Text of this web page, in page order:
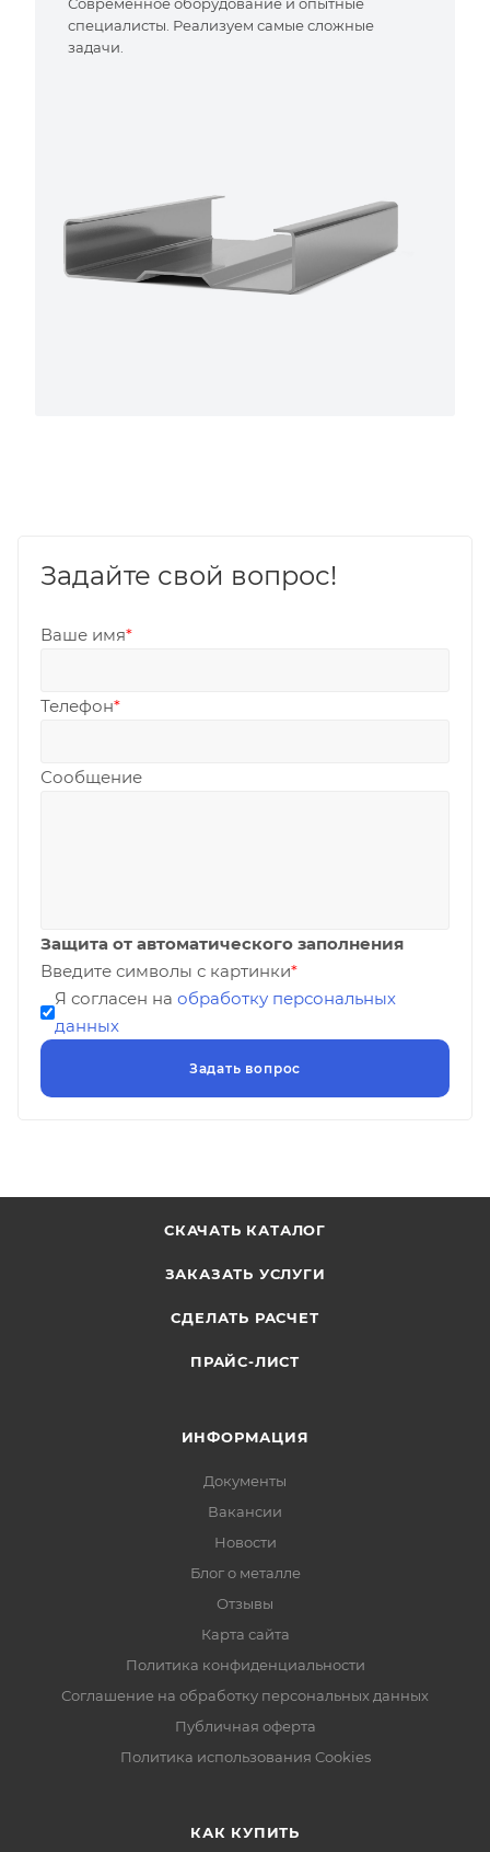
Современное оборудование и опытные
специалисты. Реализуем самые сложные
задачи.
Задайте свой вопрос!
Ваше имя*
Телефон*
Сообщение
Защита от автоматического заполнения
Введите символы с картинки*
Я согласен на обработку персональных
данных
СКАЧАТЬ КАТАЛОГ
ЗАКАЗАТЬ УСЛУГИ
СДЕЛАТЬ РАСЧЕТ
ПРАЙС-ЛИСТ
ИНФОРМАЦИЯ
Документы
Вакансии
Новости
Блог о металле
Отзывы
Карта сайта
Политика конфиденциальности
Соглашение на обработку персональных данных
Публичная оферта
Политика использования Cookies
КАК КУПИТЬ